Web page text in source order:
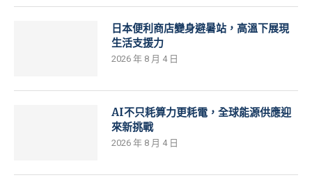
日本便利商店變身避暑站，高溫下展現
生活支援力
2026 年 8 月 4 日
AI不只耗算力更耗電，全球能源供應迎
來新挑戰
2026 年 8 月 4 日